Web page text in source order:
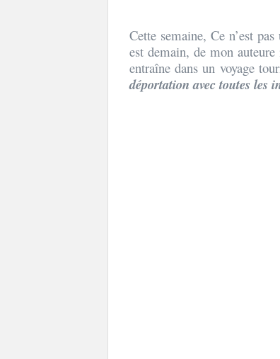
Cette semaine, Ce n’est
est demain, de mon
entraîne dans un voyage
déportation avec toutes les